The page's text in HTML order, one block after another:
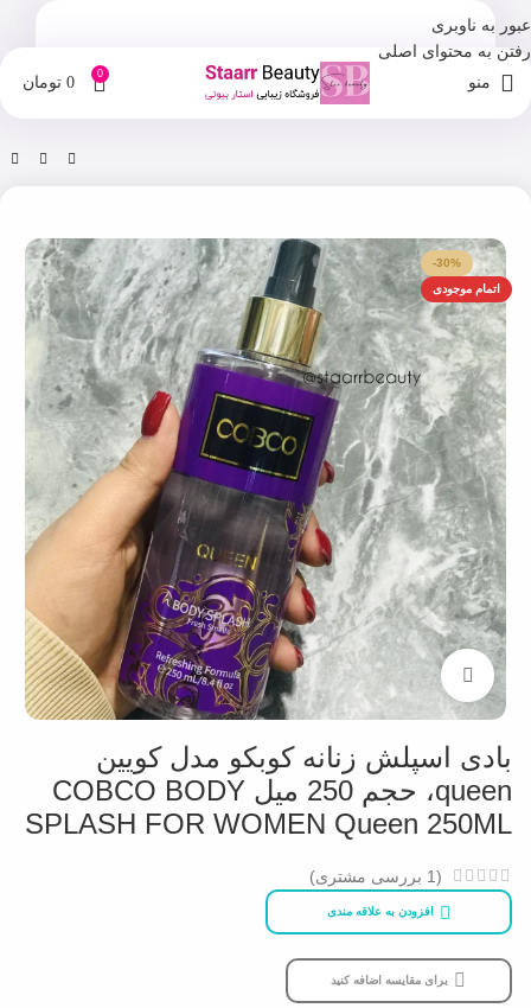
عبور به ناوبری
رفتن به محتوای اصلی
منو 0
0 تومان
فروشگاه بادی اسپلش
-30%
اتمام موجودی
بزرگنمایی تصویر
بادی اسپلش زنانه کوبکو مدل کویین
queen، حجم 250 میل COBCO BODY
SPLASH FOR WOMEN Queen 250ML
(
1 بررسی مشتری)
افزودن به علاقه مندی
برای مقایسه اضافه کنید